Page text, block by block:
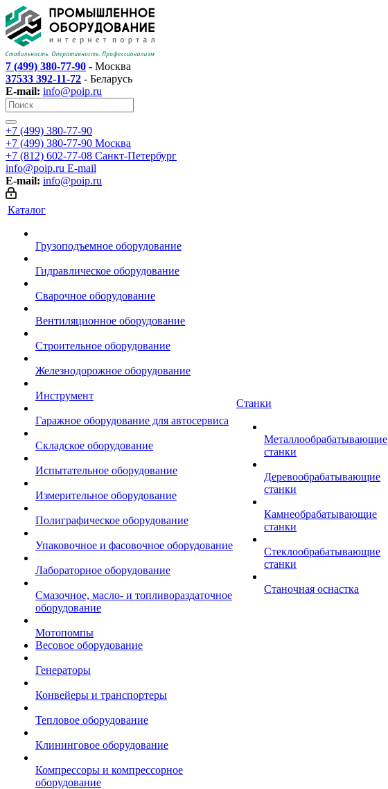
7 (499) 380-77-90 - Москва
37533 392-11-72 - Беларусь
E-mail: info@poip.ru
+7 (499) 380-77-90
+7 (499) 380-77-90 Москва
+7 (812) 602-77-08 Санкт-Петербург
info@poip.ru E-mail
E-mail: info@poip.ru
Каталог
Грузоподъемное оборудование
Гидравлическое оборудование
Сварочное оборудование
Вентиляционное оборудование
Строительное оборудование
Железнодорожное оборудование
Инструмент
Гаражное оборудование для автосервиса
Складское оборудование
Испытательное оборудование
Измерительное оборудование
Полиграфическое оборудование
Упаковочное и фасовочное оборудование
Лабораторное оборудование
Смазочное, масло- и топливораздаточное
оборудование
Мотопомпы
Весовое оборудование
Генераторы
Конвейеры и транспортеры
Тепловое оборудование
Клининговое оборудование
Компрессоры и компрессорное
оборудование
Станки
Металлообрабатывающие
станки
Деревообрабатывающие
станки
Камнеобрабатывающие
станки
Стеклообрабатывающие
станки
Станочная оснастка